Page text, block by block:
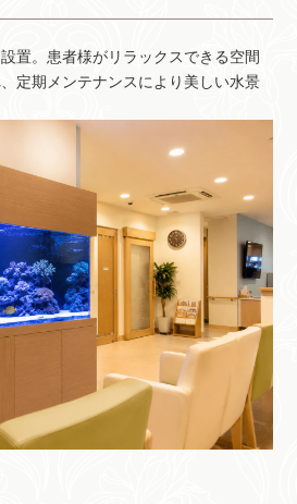
置。患者様がリラックスできる空間
定期メンテナンスにより美しい水景